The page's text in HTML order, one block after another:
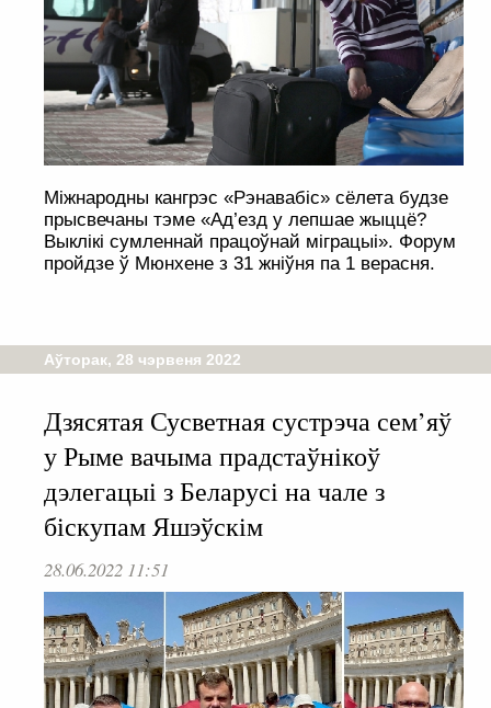
Міжнародны кангрэс «Рэнавабіс» сёлета будзе
прысвечаны тэме «Ад’езд у лепшае жыццё?
Выклікі сумленнай працоўнай міграцыі». Форум
пройдзе ў Мюнхене з 31 жніўня па 1 верасня.
Аўторак, 28 чэрвеня 2022
Дзясятая Сусветная сустрэча сем’яў
у Рыме вачыма прадстаўнікоў
дэлегацыі з Беларусі на чале з
біскупам Яшэўскім
28.06.2022 11:51